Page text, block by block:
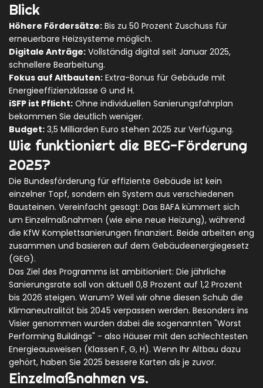
Blick
Höhere Fördersätze: Bis zu 50 Prozent Zuschuss für
erneuerbare Heizsysteme möglich.
Digitale Anträge: Vollständig digital seit Januar 2025,
schnellere Bearbeitung.
Fokus auf Altbauten: Extra-Bonus für Gebäude mit
Energieeffizienzklasse G und H.
iSFP ist Pflicht: Ohne individuellen Sanierungsfahrplan
bekommen Sie deutlich weniger.
Budget: 3,5 Milliarden Euro stehen 2025 zur Verfügung.
Wie funktioniert die BEG-Förderung
2025?
Die Bundesförderung für effiziente Gebäude ist kein
einzelner Topf, sondern ein System aus verschiedenen
Bausteinen. Vereinfacht gesagt: Das BAFA kümmert sich
um Einzelmaßnahmen (wie eine neue Heizung), während
die KfW Komplettsanierungen finanziert. Beide arbeiten eng
zusammen und basieren auf dem Gebäudeenergiegesetz
(GEG).
Das Ziel des Programms ist ambitioniert: Die jährliche
Sanierungsrate soll von aktuell 0,8 Prozent auf 1,2 Prozent
bis 2026 steigen. Warum? Weil wir ohne diesen Schub die
Klimaneutralität bis 2045 verpassen werden. Besonders ins
Visier genommen wurden dabei die sogenannten "Worst
Performing Buildings" - also Häuser mit den schlechtesten
Energieausweisen (Klassen F, G, H). Wenn Ihr Altbau dazu
gehört, haben Sie 2025 bessere Karten als je zuvor.
Einzelmaßnahmen vs.